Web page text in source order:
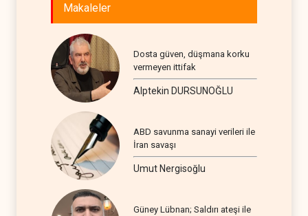
Makaleler
Dosta güven, düşmana korku
vermeyen ittifak
Alptekin DURSUNOĞLU
ABD savunma sanayi verileri ile
İran savaşı
Umut Nergisoğlu
Güney Lübnan; Saldırı ateşi ile